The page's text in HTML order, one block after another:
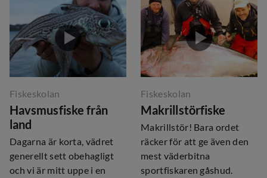
Fiskeskolan
Havsmusfiske från
land
Dagarna är korta, vädret
generellt sett obehagligt
och vi är mitt uppe i en
Fiskeskolan
Makrillstörfiske
Makrillstör! Bara ordet
räcker för att ge även den
mest väderbitna
sportfiskaren gåshud.